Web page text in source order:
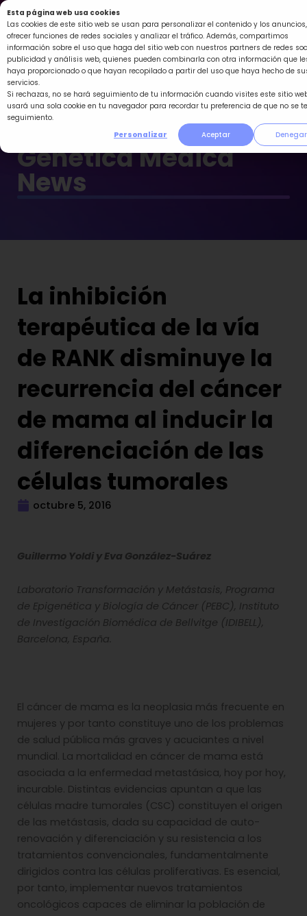
Esta página web usa cookies
Las cookies de este sitio web se usan para personalizar el contenido y los anuncios,
ofrecer funciones de redes sociales y analizar el tráfico. Además, compartimos
información sobre el uso que haga del sitio web con nuestros partners de redes
publicidad y análisis web, quienes pueden combinarla con otra información que
haya proporcionado o que hayan recopilado a partir del uso que haya hecho de
servicios.
Si rechazas, no se hará seguimiento de tu información cuando visites este sitio
usará una sola cookie en tu navegador para recordar tu preferencia de que no se
seguimiento.
Personalizar
Aceptar Denegar
Ir
al
contenido
Genética Médica
News
La inhibición
terapéutica de la vía
de RANK disminuye la
recurrencia del cáncer
de mama al inducir la
diferenciación de las
células tumorales
octubre 5, 2016
Guillermo Yoldi y Eva González-Suárez
Laboratorio Transformación y Metástasis, Programa
de Epigenética y Biología de Cáncer (PEBC), Instituto
de Investigación Biomédica de Bellvitge (IDIBELL),
Barcelona, España.
El cáncer de mama es la neoplasia más frecuente en
mujeres y por tanto constituye uno de los problemas
de salud pública más graves y acuciantes a nivel
mundial. La mortalidad en cáncer de mama está
asociada a la enfermedad metastásica, hoy por hoy,
incurable. Distintas evidencias apuntan a que las
células madre tumorales (CSC) constituyen el origen
de las metástasis, dada su capacidad de auto-
renovación y diferenciación y su resistencia a los
tratamientos convencionales, fundamentalmente
dirigidos contra las células proliferativas. Es esencial,
por tanto, implementar nuevos tratamientos
oncológicos capaces de eliminar la población de